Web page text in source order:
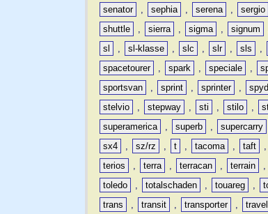
senator
, sephia , serena , sergio
shuttle
, sierra , sigma , signum
sl
, sl-klasse , slc , slr , sls ,
spacetourer
, spark , speciale ,
sportsvan
, sprint , sprinter ,
stelvio
, stepway , sti , stilo ,
superamerica
, superb , supercarry
sx4
, sz/rz , t , tacoma , taft ,
terios
, terra , terracan , terrain ,
toledo
, totalschaden , touareg ,
trans
, transit , transporter ,